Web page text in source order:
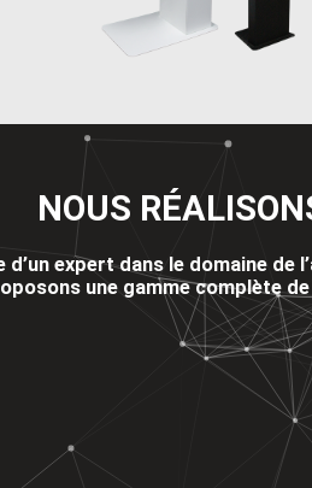
NOUS
d’un expert dans le domaine
une gamme complète